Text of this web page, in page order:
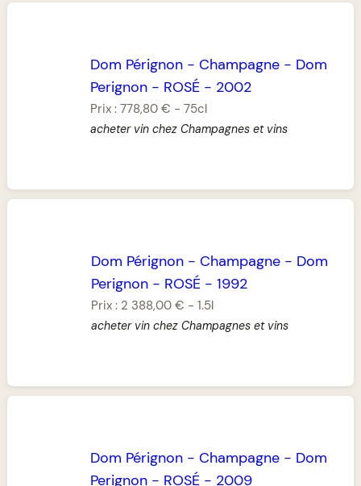
Dom Pérignon - Champagne - Dom
Perignon - ROSÉ - 2002
Prix :778,80 € -75cl
acheter vin chez Champagnes et vins
Dom Pérignon - Champagne - Dom
Perignon - ROSÉ -1992
Prix : 2 388,00 € -1.5l
acheter vin chez Champagnes et vins
Dom Pérignon - Champagne - Dom
Perignon - ROSÉ - 2009